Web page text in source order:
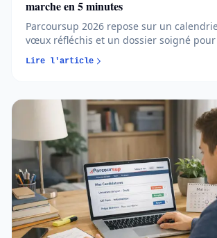
marche en 5 minutes
Parcoursup 2026 repose sur un
vœux réfléchis et un dossier soigné pour
chances d’admission. Comprendre les
anticiper chaque étape permet d’aborder
Lire l'article